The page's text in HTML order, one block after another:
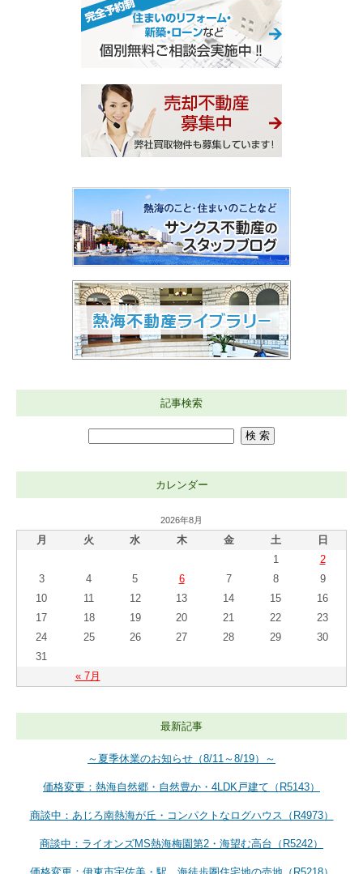
記事検索
カレンダー
2026年8月
月 火 水 木 金 土 日
« 7月
1
2
3
4 5 6 7 8
9
10
11 12 13 14 15
16
17
18 19 20 21 22
23
24
25 26 27 28 29
30
31
最新記事
～夏季休業のお知らせ（8/11～8/19）～
価格変更：熱海自然郷・自然豊か・4LDK戸建て（R5143）
商談中：あじろ南熱海が丘・コンパクトなログハウス（R4973）
商談中：ライオンズMS熱海梅園第2・海望む高台（R5242）